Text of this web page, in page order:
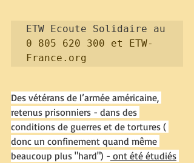
0 805 620 300 et ETW-
France.org
Des vétérans de l’armée américaine,
retenus prisonniers - dans des
conditions de guerres et de tortures (
donc un confinement quand même
beaucoup plus "hard") - ont été étudiés